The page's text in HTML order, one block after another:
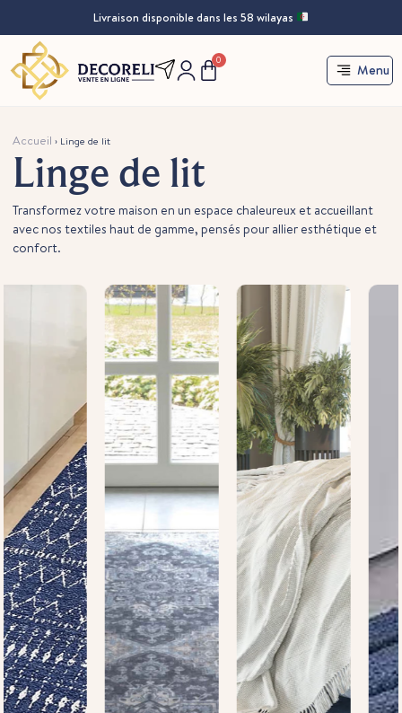
Livraison disponible dans les 58 wilayas
0
Menu
Accueil › Linge de lit
Linge de lit
Transformez votre maison en un espace chaleureux et accueillant
avec nos textiles haut de gamme, pensés pour allier esthétique et
confort.